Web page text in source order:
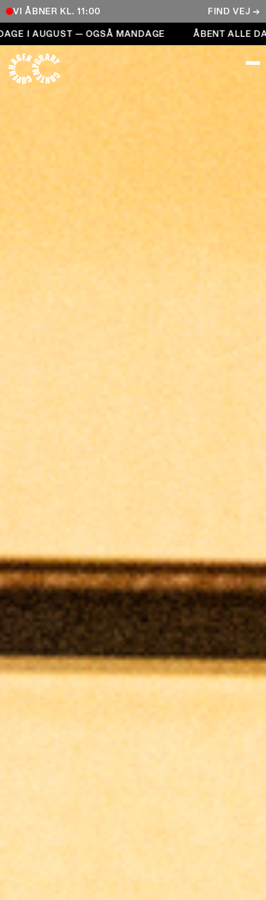
VI ÅBNER KL. 11:00 FIND VEJ →
Åbent alle dage i august — også mandage
— OGSÅ MANDAGE ÅBENT ALLE DAGE I
COPENHAGEN CONTEMPORARY